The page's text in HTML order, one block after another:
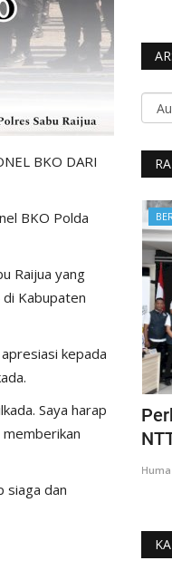
BKO DARI
BKO Polda
Raijua yang
Kabupaten
kepada
Saya harap
siaga dan
Terhadap